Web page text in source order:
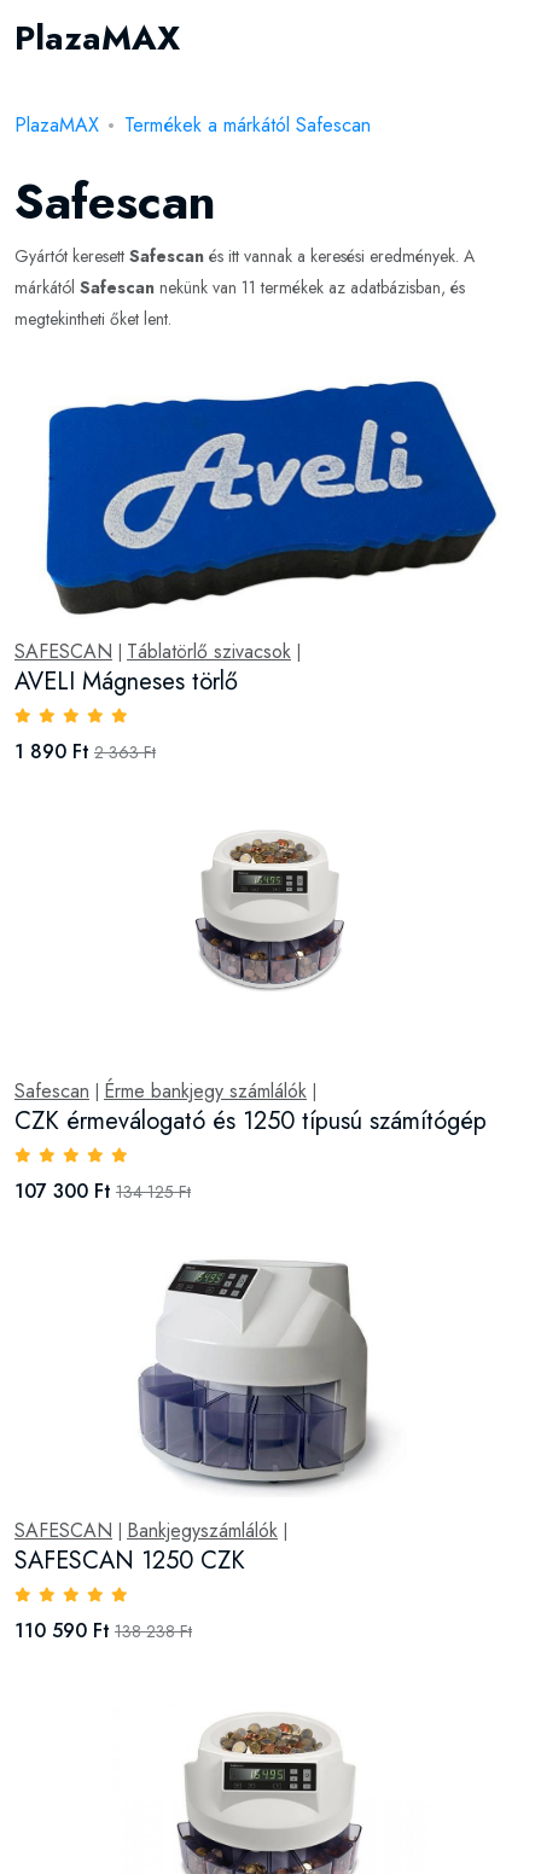
PlazaMAX
PlazaMAX Termékek a márkától Safescan
Safescan
Gyártót keresett Safescan és itt vannak a keresési eredmények. A
márkától Safescan nekünk van 11 termékek az adatbázisban, és
megtekintheti őket lent.
SAFESCAN Táblatörlő szivacsok
AVELI Mágneses törlő
1 890 Ft 2 363 Ft
Safescan Érme bankjegy számlálók
CZK érmeválogató és 1250 típusú számítógép
107 300 Ft 134 125 Ft
SAFESCAN Bankjegyszámlálók
SAFESCAN 1250 CZK
110 590 Ft 138 238 Ft